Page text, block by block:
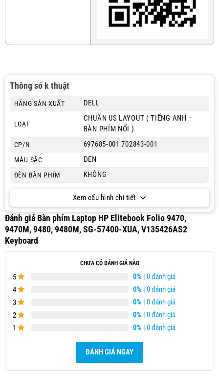
Thông số k thuật
HÃNG SẢN XUẤT DELL
LOẠI
CHUẨN US LAYOUT ( TIẾNG ANH –
BÀN PHÍM NỔI )
CP/N 697685-001 702843-001
MÀU SẮC ĐEN
ĐÈN BÀN PHÍM KHÔNG
Xem cấu hình chi tiết
Đánh giá Bàn phím Laptop HP Elitebook Folio 9470,
9470M, 9480, 9480M, SG-57400-XUA, V135426AS2
Keyboard
CHƯA CÓ ĐÁNH GIÁ NÀO
5 0% | 0 đánh giá
4
0% | 0 đánh giá
3
0% | 0 đánh giá
2
0% | 0 đánh giá
1
0% | 0 đánh giá
ĐÁNH GIÁ NGAY